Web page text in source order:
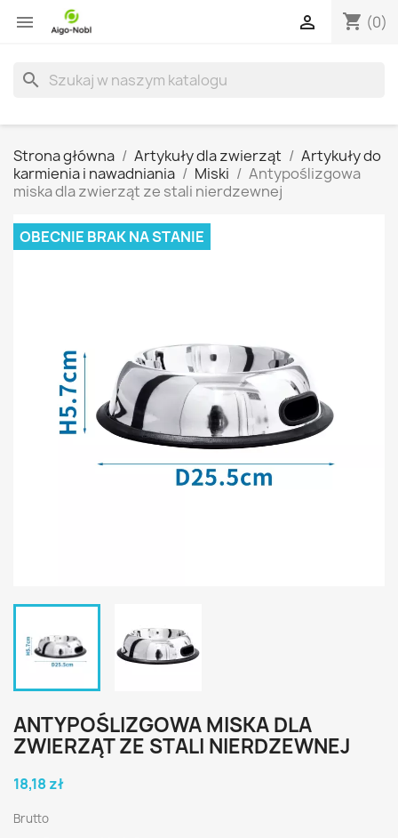
 shopping_cart (0)

search
Strona główna Artykuły dla zwierząt
Artykuły do
karmienia i nawadniania
Miski
Antypoślizgowa
miska dla zwierząt ze stali nierdzewnej
OBECNIE BRAK NA STANIE
ANTYPOŚLIZGOWA MISKA DLA
ZWIERZĄT ZE STALI NIERDZEWNEJ
18,18 zł
Brutto